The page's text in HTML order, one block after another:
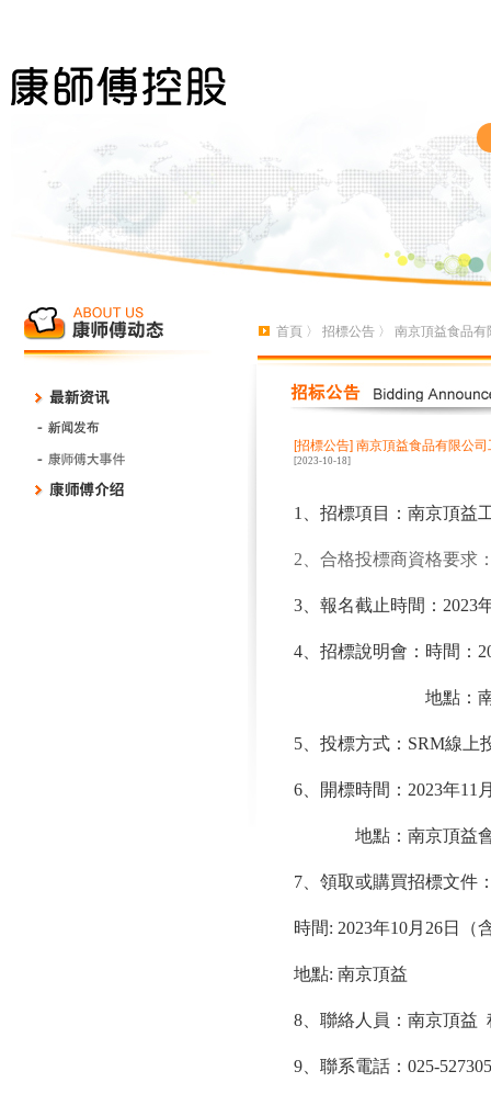
首頁 〉 招標公告 〉 南京頂益食品
[招標公告] 南京頂益食品有限公
[2023-10-18]
1 、招標項目： 南京頂益
2 、合格投標商資格要求
3 、報名截止時間： 2023
4 、招標說明會：時間：
地點：
5 、投標方式： SRM線上
6 、開標時間： 2023年11
地點：南京頂益
7 、領取或購買招標文件
時間: 2023年10月 26日（
地點: 南京頂益
8 、聯絡人員：南京頂益
9 、聯系電話： 025-